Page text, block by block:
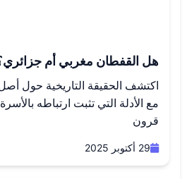
هل القفطان مغربي أم
اكتشف الحقيقة التاريخية حول
مع الأدلة التي تثبت ارتباطه
قرون
29 أكتوبر 2025